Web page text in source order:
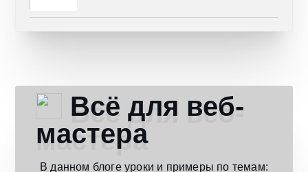
Всё для веб-
мастера
В данном блоге уроки и примеры по темам: